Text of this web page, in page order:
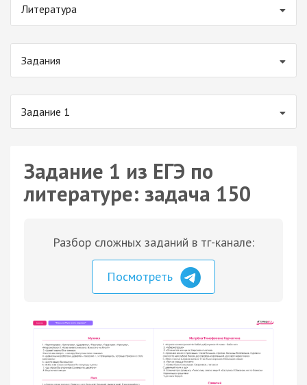
Литература
Задания
Задание 1
Задание 1 из ЕГЭ по
литературе: задача 150
Разбор сложных заданий в тг-канале:
Посмотреть